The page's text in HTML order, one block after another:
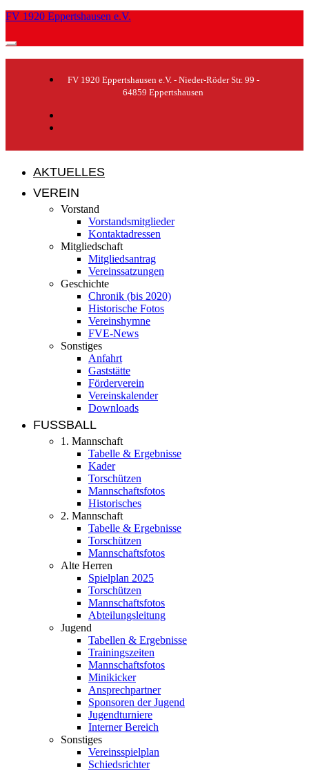
FV 1920 Eppertshausen e.V.
FV 1920 Eppertshausen e.V. - Nieder-Röder Str. 99 -
64859 Eppertshausen
AKTUELLES
VEREIN
Vorstand
Vorstandsmitglieder
Kontaktadressen
Mitgliedschaft
Mitgliedsantrag
Vereinssatzungen
Geschichte
Chronik (bis 2020)
Historische Fotos
Vereinshymne
FVE-News
Sonstiges
Anfahrt
Gaststätte
Förderverein
Vereinskalender
Downloads
FUSSBALL
1. Mannschaft
Tabelle & Ergebnisse
Kader
Torschützen
Mannschaftsfotos
Historisches
2. Mannschaft
Tabelle & Ergebnisse
Torschützen
Mannschaftsfotos
Alte Herren
Spielplan 2025
Torschützen
Mannschaftsfotos
Abteilungsleitung
Jugend
Tabellen & Ergebnisse
Trainingszeiten
Mannschaftsfotos
Minikicker
Ansprechpartner
Sponsoren der Jugend
Jugendturniere
Interner Bereich
Sonstiges
Vereinsspielplan
Schiedsrichter